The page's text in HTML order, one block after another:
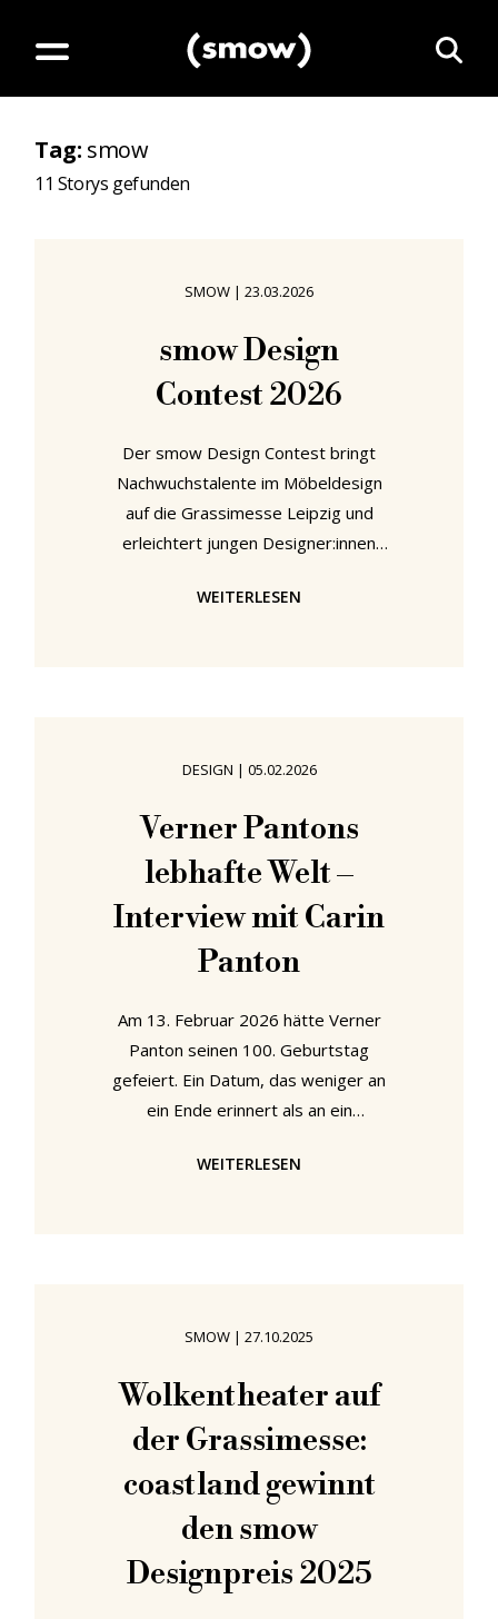
Tag: smow
11 Storys gefunden
SMOW | 23.03.2026
smow Design
Contest 2026
Der smow Design Contest bringt
Nachwuchstalente im Möbeldesign
auf die Grassimesse Leipzig und
erleichtert jungen Designer:innen
Neben dem smow Designpreis, der
Blick • Rahmen: Grassimesse Leipzig
• Nachwuchsförderung: Übernahme
der Standgebühr für 5 Newcomer in
einem Alter bis 35 Jahre •
Designpreis: 2.500
WEITERLESEN
DESIGN | 05.02.2026
Verner Pantons
lebhafte Welt –
Interview mit Carin
Panton
Am 13. Februar 2026 hätte Verner
Panton seinen 100. Geburtstag
gefeiert. Ein Datum, das weniger an
ein Ende erinnert als an ein
Pantons Werk ist bis heute präsent
diesen Blick auf die Welt: auf Farbe,
Form und die Freiheit, anders zu
denken. Flowerpot von Verner
Panton in der Farbe Zesty Orange
Die
WEITERLESEN
SMOW | 27.10.2025
Wolkentheater auf
der Grassimesse:
coastland gewinnt
den smow
Designpreis 2025